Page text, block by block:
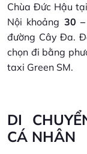
Chùa Đức Hậu
Nội khoảng 30
đường Cây Đa.
chọn đi bằng
taxi Green SM.
DI
CÁ NHÂN